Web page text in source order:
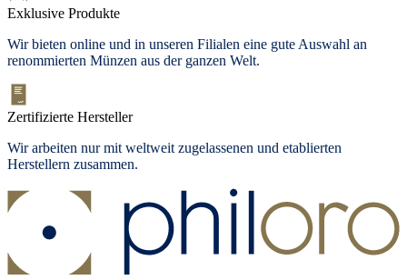
Exklusive Produkte
Wir bieten online und in unseren Filialen eine gute Auswahl an
renommierten Münzen aus der ganzen Welt.
Zertifizierte Hersteller
Wir arbeiten nur mit weltweit zugelassenen und etablierten
Herstellern zusammen.